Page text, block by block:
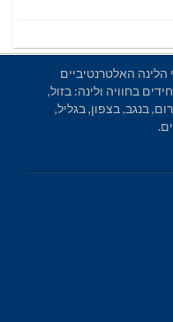
האלטרנטיביים
בחוויה ולינה: בזול,
בנגב, בצפון, בגליל,